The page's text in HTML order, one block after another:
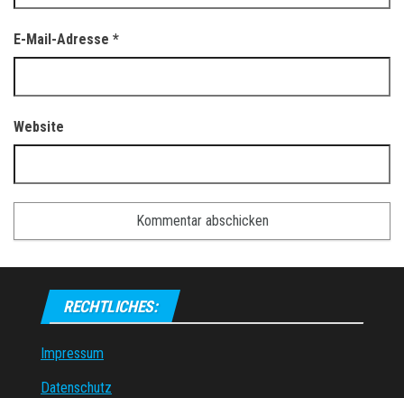
E-Mail-Adresse *
Website
RECHTLICHES:
Impressum
Datenschutz